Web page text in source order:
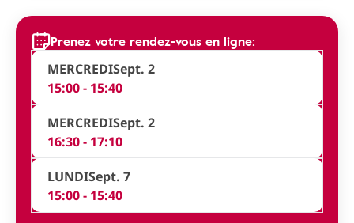
Prenez votre rendez-vous en ligne:
MERCREDISept. 2
15:00 - 15:40
MERCREDISept. 2
16:30 - 17:10
LUNDISept. 7
15:00 - 15:40